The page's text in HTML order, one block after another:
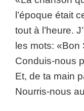
l’époque était
tout à l’heure.
les mots: «Bon
Conduis-nous
Et, de ta main
Nourris-nous